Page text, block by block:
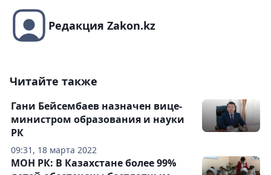
Редакция Zakon.kz
Читайте также
09:31, 18 марта 2022
Гани Бейсембаев назначен вице-
министром образования и науки
РК
МОН РК: В Казахстане более 99%